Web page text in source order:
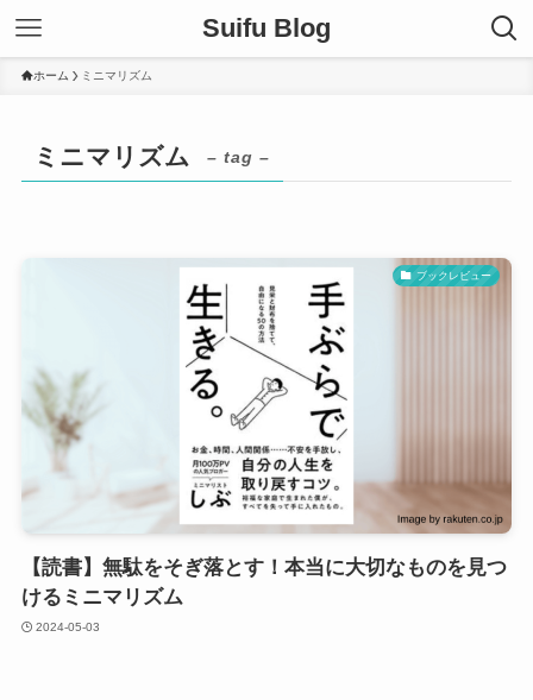
Suifu Blog
ホーム ミニマリズム
ミニマリズム – tag –
ブックレビュー
【読書】無駄をそぎ落とす！本当に大切なものを見つ
けるミニマリズム
2024-05-03